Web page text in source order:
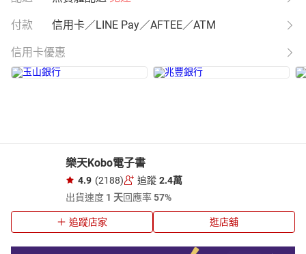
付款 信用卡／LINE Pay／AFTEE／ATM
信用卡優惠
樂天Kobo電子書
4.9 (2188) 追蹤 2.4萬
出貨速度 1 天回應率57%
追蹤店家 逛店舖